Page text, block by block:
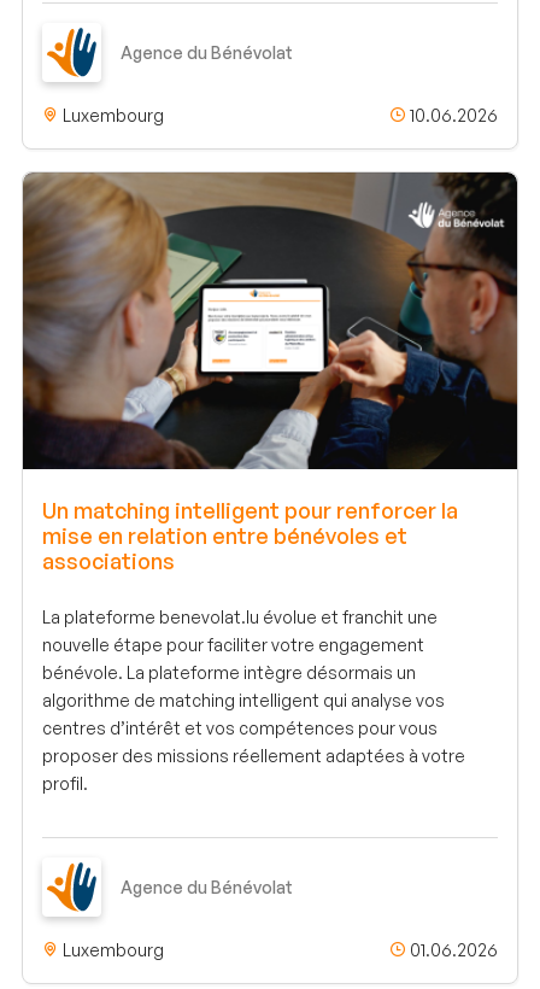
Agence du Bénévolat
Luxembourg 10.06.2026
Un matching intelligent pour renforcer la
mise en relation entre bénévoles et
associations
La plateforme benevolat.lu évolue et franchit une
nouvelle étape pour faciliter votre engagement
bénévole. La plateforme intègre désormais un
algorithme de matching intelligent qui analyse vos
centres d’intérêt et vos compétences pour vous
proposer des missions réellement adaptées à votre
profil.
Agence du Bénévolat
Luxembourg 01.06.2026